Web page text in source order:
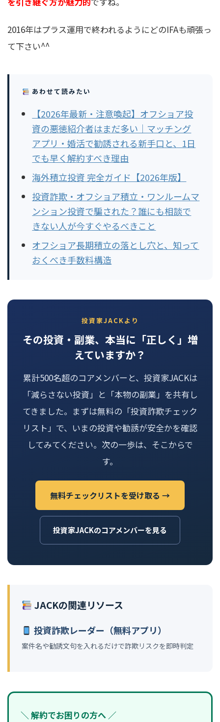
2016年はプラス運用で終われるようにどのIFAも頑張っ
て下さい^^
あわせて読みたい
【2026年最新・注意喚起】オフショア投
資の悪徳紹介者はまだ多い｜マッチング
アプリ・婚活で勧誘される新手口と、1日
でも早く解約すべき理由
海外積立投資 完全ガイド【2026年版】
投資詐欺・オフショア積立・ワンルームマ
ンション投資で騙された？誰にも相談で
きない人が今すぐやるべきこと
オフショア長期積立の落とし穴と、知って
おくべき手数料構造
投資家JACKより
その投資・副業、本当に「正しく」増
えていますか？
累計500名超のコアメンバーと、投資家JACKは
「減らさない投資」と「本物の副業」を共有し
てきました。まずは無料の「投資詐欺チェック
リスト」で、いまの投資や勧誘が安全かを確認
してみてください。次の一歩は、そこからで
す。
無料チェックリストを受け取る →
投資家JACKのコアメンバーを見る
JACKの関連リソース
投資詐欺レーダー（無料アプリ）
案件名や勧誘文句を入れるだけで詐欺リスクを即時判定
＼ 解約でお困りの方へ ／